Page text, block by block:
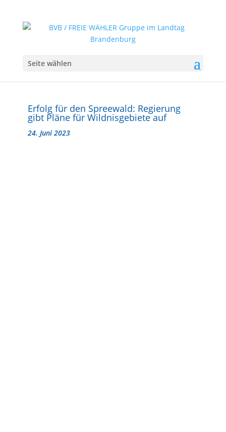
Seite wählen
Erfolg für den Spreewald: Regierung
gibt Pläne für Wildnisgebiete auf
24. Juni 2023